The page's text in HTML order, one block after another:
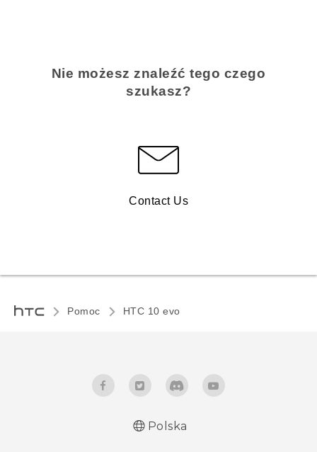
Nie możesz znaleźć tego czego
szukasz?
Contact Us
Pomoc HTC 10 evo‎
Polska